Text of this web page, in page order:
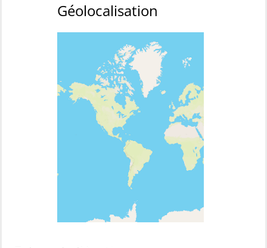
Géolocalisation